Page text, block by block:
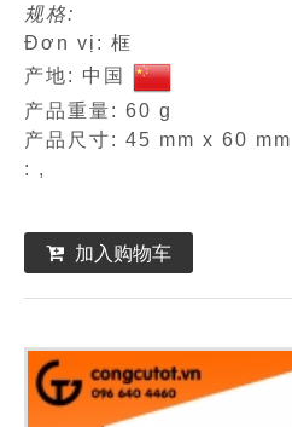
规格:
Đơn vị: 框
产地: 中国
产品重量: 60 g
产品尺寸: 45 mm x 60
: ,
加入购物车